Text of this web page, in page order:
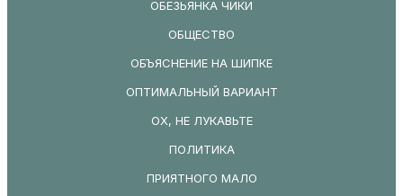
ОБЕЗЬЯНКА ЧИКИ
ОБЩЕСТВО
ОБЪЯСНЕНИЕ НА ШИПКЕ
ОПТИМАЛЬНЫЙ ВАРИАНТ
ОХ, НЕ ЛУКАВЬТЕ
ПОЛИТИКА
ПРИЯТНОГО МАЛО